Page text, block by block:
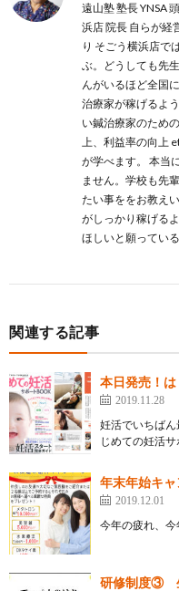
遠山塾 塾長 YNSA
浜店 院長 自らが経
り そごう横浜店で
ぶ。どうしても先
んがいるほど全国
治療家が稼げるよ
い鍼治療家のため
上、利益率の向上
が学べます。 本当
ません。学校も先
たい事ををお教え
がしっかり稼げる
ほしいと願っている
関連する記事
本日発売！
2019.11.28
妊活でいちば
じめての妊活
年末年始キ
2019.12.01
今年の疲れ、
研修制度③